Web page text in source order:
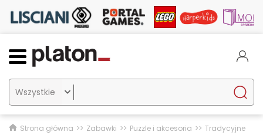

Strona główna Zabawki Puzzle i akcesoria Tradycyjne